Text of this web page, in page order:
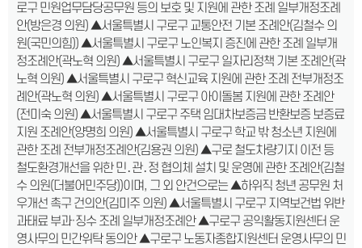
로구 민원업무담당공무원 등의 보호 및 지원에 관한 조례 일부개정조례
안(방은경 의원) ▲서울특별시 구로구 교통안전 기본 조례안(김철수 의
원(국민의힘)) ▲서울특별시 구로구 노인복지 증진에 관한 조례 일부개
정조례안(곽노혁 의원) ▲서울특별시 구로구 일자리정책 기본 조례안(곽
노혁 의원) ▲서울특별시 구로구 혁신교육 지원에 관한 조례 전부개정조
례안(곽노혁 의원) ▲서울특별시 구로구 아이돌봄 지원에 관한 조례안
(전미숙 의원) ▲서울특별시 구로구 주택 임대차보증금 반환보증 보증료
지원 조례안(양명희 의원) ▲서울특별시 구로구 학교 밖 청소년 지원에
관한 조례 전부개정조례안(김용권 의원) ▲구로 철도차량기지 이전 등
철도환경개선을 위한 민․관․정 협의체 설치 및 운영에 관한 조례안(김철
수 의원(더불어민주당))이며, 그 외 안건으로는 ▲하위직 청년 공무원 처
우개선 촉구 건의안(김미주 의원) ▲서울특별시 구로구 지역보건법 위반
과태료 부과·징수 조례 일부개정조례안 ▲구로구 공익활동지원센터 운
영사무의 민간위탁 동의안 ▲구로구 노동자종합지원센터 운영사무의 민